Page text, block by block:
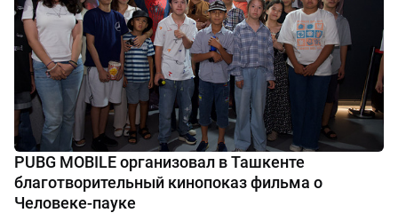
PUBG MOBILE организовал в Ташкенте
благотворительный кинопоказ фильма о
Человеке-пауке